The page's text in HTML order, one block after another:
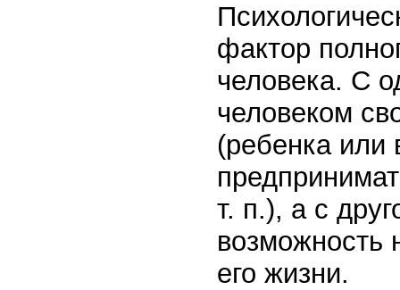
фактор
человека. С
человеком
(ребенка или
т. п.), а с
возможность
его жизни.